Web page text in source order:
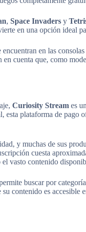
, Space Invaders y
en una opción ideal
en las
cuenta que, como
Curiosity Stream es
esta plataforma de pago
y muchas de sus
cuesta
vasto contenido
buscar por
contenido es accesible